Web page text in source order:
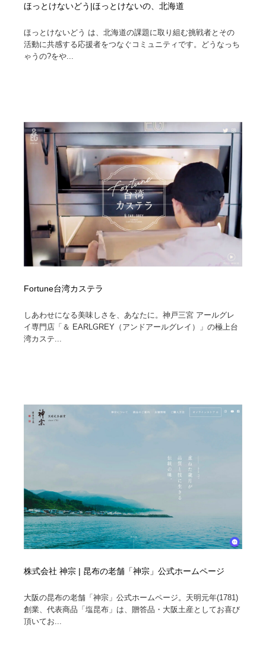
ほっとけないどう|ほっとけないの、北海道
ほっとけないどう は、北海道の課題に取り組む挑戦者とその
活動に共感する応援者をつなぐコミュニティです。どうなっち
ゃうの?をや...
Fortune台湾カステラ
しあわせになる美味しさを、あなたに。神戸三宮 アールグレ
イ専門店「＆ EARLGREY（アンドアールグレイ）」の極上台
湾カステ...
株式会社 神宗 | 昆布の老舗「神宗」公式ホームページ
大阪の昆布の老舗「神宗」公式ホームページ。天明元年(1781)
創業、代表商品「塩昆布」は、贈答品・大阪土産としてお喜び
頂いてお...